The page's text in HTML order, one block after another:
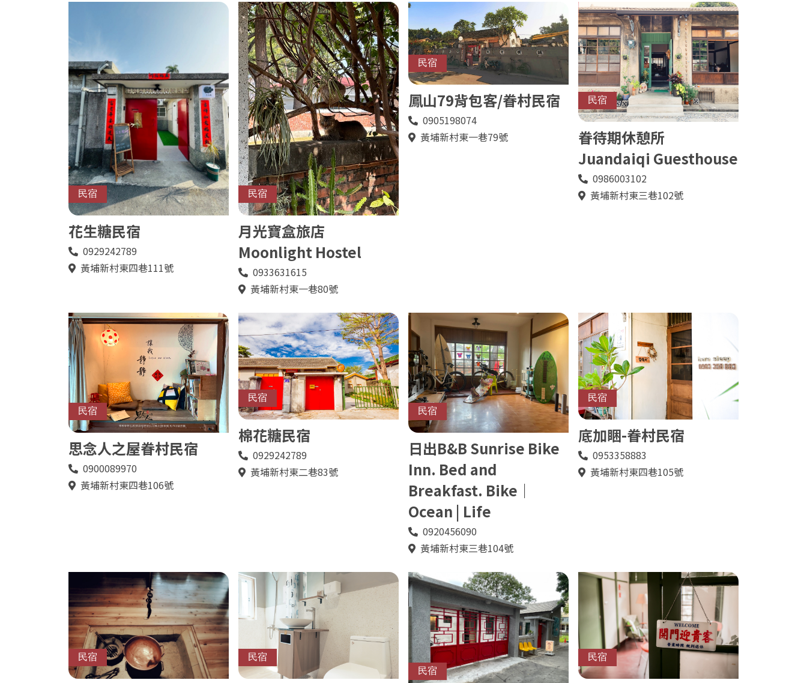
民宿
花生糖民宿
電
0929242789
地黃埔新村東四巷111號
民宿
月光寶盒旅店
Moonlight Hostel
電
0933631615
地黃埔新村東一巷80號
民宿
鳳山79背包客/眷村民宿
電0905198074
地黃埔新村東一巷79號
民宿
眷待期休憩所
Juandaiqi Guesthouse
電0986003102
地黃埔新村東三巷102號
民宿
思念人之屋眷村民宿
電0900089970
地黃埔新村東四巷106號
民宿
棉花糖民宿
電
0929242789
地黃埔新村東二巷83號
民宿
日出B&B Sunrise Bike
Inn. Bed and
Breakfast. Bike｜
Ocean | Life
電0920456090
地黃埔新村東三巷104號
民宿
底加睏-眷村民宿
電
0953358883
地黃埔新村東四巷105號
民宿 民宿
民宿
民宿